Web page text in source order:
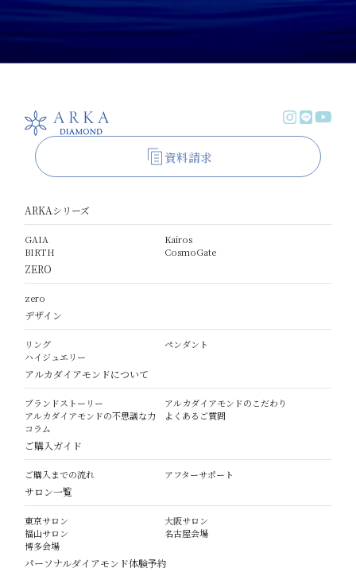
資料請求
ARKAシリーズ
GAIA
Kairos
BIRTH
CosmoGate
ZERO
zero
デザイン
リング
ペンダント
ハイジュエリー
アルカダイアモンドについて
ブランドストーリー
アルカダイアモンドのこだわり
アルカダイアモンドの不思議な力
よくあるご質問
コラム
ご購入ガイド
ご購入までの流れ アフターサポート
サロン一覧
東京サロン
大阪サロン
福山サロン
名古屋会場
博多会場
パーソナルダイアモンド体験予約